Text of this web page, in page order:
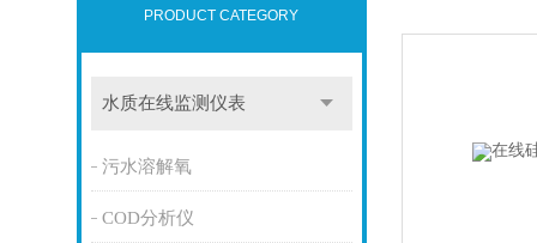
PRODUCT CATEGORY
水质在线监测仪表
污水溶解氧
COD分析仪